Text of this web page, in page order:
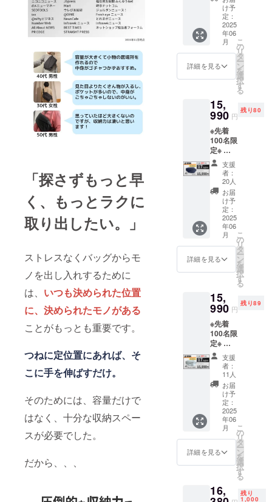
「探さずもっと早
く、もっとラクに
取り出したい。」
ストレスなくバッグからモ
ノを出し入れするために
は、 いつも決められた位置
に、決められたモノがある
ことがもっとも重要です。
つねに定位置にあれば、そ
こに手を伸ばすだけ。
そのためには、容量だけで
はなく、十分な収納スペー
スが必要でした。
だから、、、
15,990
円で支
援可能
です。
※ 消費
税込み
※ 送料
引率は
販売予
定価格
に送料
を含む
合計金
額に対
するも
ので
す。 ※
デザイ
ン・仕
様は変
更にな
る可能
性もご
ざいま
い。 ※
ご注文
状況、
使用部
材の供
給状
況、製
造工程
上の都
合等に
より出
荷時期
が遅れ
る場合
があり
※皆様の
支援に
が向上
料込) カ
ラー：
ダーク
グレー
発送：
第1弾発
送品
2025年
送予定
一般販
売予定
価格：
19,300
円が
【17%
OFF】
3,310円
割引の
15,990
円で支
援可能
です。
※ 消費
税込み
※ 送料
引率は
販売予
定価格
に送料
を含む
合計金
額に対
するも
ので
す。 ※
デザイ
ン・仕
様は変
更にな
る可能
性もご
ざいま
い。 ※
け予
定：
2025
年06
月
詳細を見る
こ
の
リ
タ
ー
ン
を
選
択
す
る
15,
990 円
残り80
※先着
100名限
定※ 超
早割
15,990
円 (税
込・送
料込) カ
ラー：
ネイ
ビー 発
送：第1
弾発送
品
2025年
送予定
一般販
売予定
価格：
19,300
円が
【17%
OFF】
3,310円
割引の
15,990
円で支
援可能
です。
※ 消費
税込み
※ 送料
引率は
販売予
支援
者：
20人
お届
け予
定：
2025
年06
月
詳細を見る
こ
の
リ
タ
ー
ン
を
選
択
す
る
15,
990 円
残り89
※先着
100名限
定※ 超
早割
15,990
円 (税
込・送
料込) カ
ラー：
グレー
ホワイ
ト 発
送：第1
弾発送
品
6月末発
送予定
支援
者：
11人
お届
け予
定：
2025
年06
月
詳細を見る
こ
の
リ
タ
ー
ン
を
選
択
す
る
16, 残り
1,000